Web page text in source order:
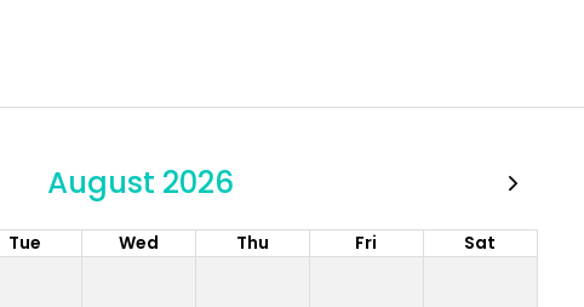
August 2026
Tue Wed Thu Fri Sat